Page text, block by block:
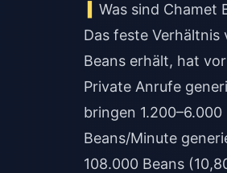
Was sind Chamet
Das feste Verhältnis
Beans erhält, hat
Private Anrufe
bringen
Beans/Minute
108.000 Beans